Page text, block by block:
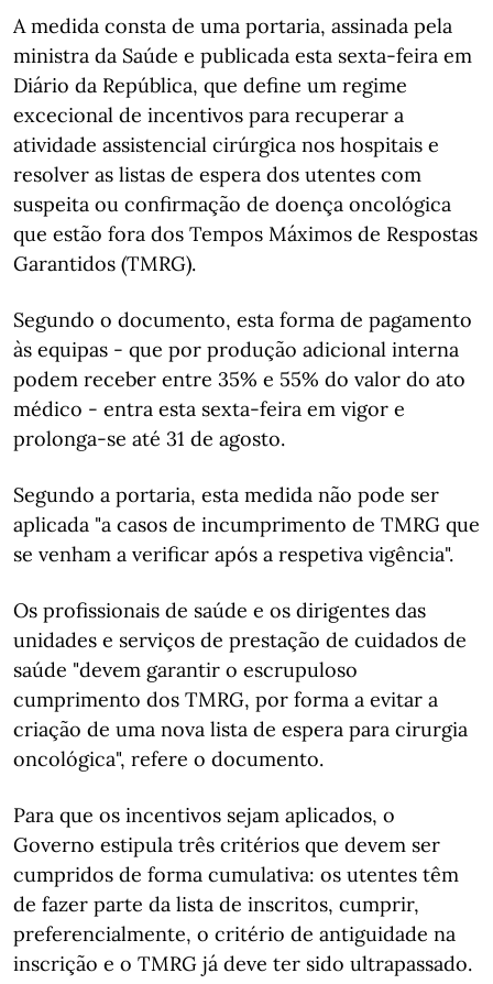
A medida consta de uma portaria, assinada pela
ministra da Saúde e publicada esta sexta-feira em
Diário da República, que define um regime
excecional de incentivos para recuperar a
atividade assistencial cirúrgica nos hospitais e
resolver as listas de espera dos utentes com
suspeita ou confirmação de doença oncológica
que estão fora dos Tempos Máximos de Respostas
Garantidos (TMRG).
Segundo o documento, esta forma de pagamento
às equipas - que por produção adicional interna
podem receber entre 35% e 55% do valor do ato
médico - entra esta sexta-feira em vigor e
prolonga-se até 31 de agosto.
Segundo a portaria, esta medida não pode ser
aplicada "a casos de incumprimento de TMRG que
se venham a verificar após a respetiva vigência".
Os profissionais de saúde e os dirigentes das
unidades e serviços de prestação de cuidados de
saúde "devem garantir o escrupuloso
cumprimento dos TMRG, por forma a evitar a
criação de uma nova lista de espera para cirurgia
oncológica", refere o documento.
Para que os incentivos sejam aplicados, o
Governo estipula três critérios que devem ser
cumpridos de forma cumulativa: os utentes têm
de fazer parte da lista de inscritos, cumprir,
preferencialmente, o critério de antiguidade na
inscrição e o TMRG já deve ter sido ultrapassado.